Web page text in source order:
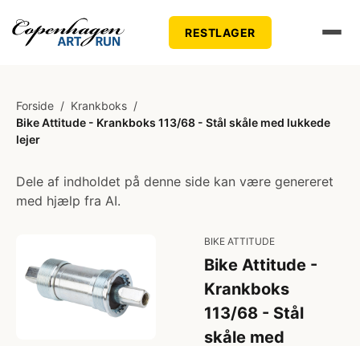
RESTLAGER
Forside / Krankboks /
Bike Attitude - Krankboks 113/68 - Stål skåle med lukkede
lejer
Dele af indholdet på denne side kan være genereret
med hjælp fra AI.
BIKE ATTITUDE
Bike Attitude -
Krankboks
113/68 - Stål
skåle med